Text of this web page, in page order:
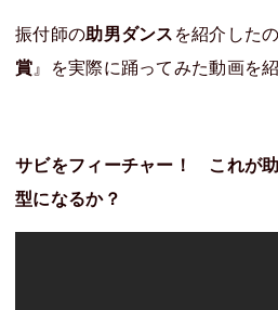
振付師の助男ダンスを紹介した
賞』を実際に踊ってみた動画を
サビをフィーチャー！ これが
型になるか？